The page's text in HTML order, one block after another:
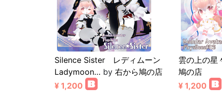
Silence Sister レディムーン
Ladymoon… by 右から鳩の店
¥ 1,200
雲の上の星
鳩の店
¥ 1,200